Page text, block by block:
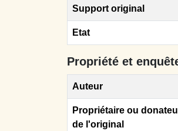
Support original
Etat
Propriété et
Auteur
Propriétaire ou
de l'original